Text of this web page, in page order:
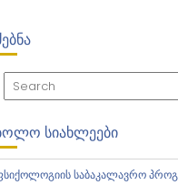
ᲡᲘᲐᲮᲚᲔᲔᲑᲘ
საბაკალავრო